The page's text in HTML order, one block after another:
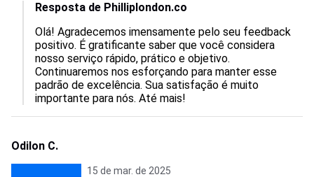
Resposta de Philliplondon.co
Olá! Agradecemos imensamente pelo seu feedback
positivo. É gratificante saber que você considera
nosso serviço rápido, prático e objetivo.
Continuaremos nos esforçando para manter esse
padrão de excelência. Sua satisfação é muito
importante para nós. Até mais!
Odilon C.
15 de mar. de 2025